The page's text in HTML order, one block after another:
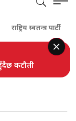
स्वतन्त्र पार्टी
कटौती